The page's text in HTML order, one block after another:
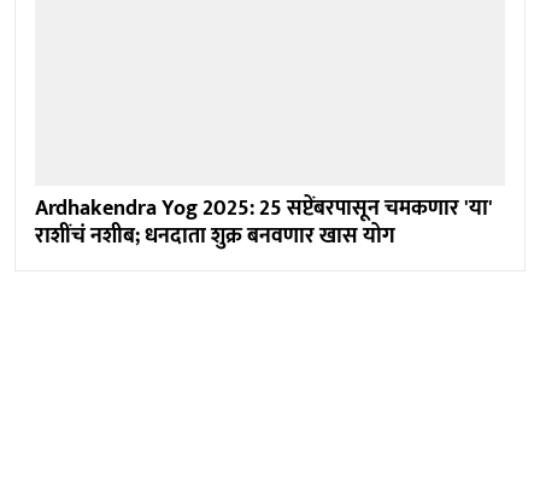
Ardhakendra Yog 2025: 25 सप्टेंबरपासून चमकणार 'या'
राशींचं नशीब; धनदाता शुक्र बनवणार खास योग